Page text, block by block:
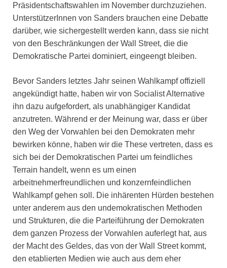
Präsidentschaftswahlen im November durchzuziehen.
UnterstützerInnen von Sanders brauchen eine Debatte
darüber, wie sichergestellt werden kann, dass sie nicht
von den Beschränkungen der Wall Street, die die
Demokratische Partei dominiert, eingeengt bleiben.
Bevor Sanders letztes Jahr seinen Wahlkampf offiziell
angekündigt hatte, haben wir von Socialist Alternative
ihn dazu aufgefordert, als unabhängiger Kandidat
anzutreten. Während er der Meinung war, dass er über
den Weg der Vorwahlen bei den Demokraten mehr
bewirken könne, haben wir die These vertreten, dass es
sich bei der Demokratischen Partei um feindliches
Terrain handelt, wenn es um einen
arbeitnehmerfreundlichen und konzernfeindlichen
Wahlkampf gehen soll. Die inhärenten Hürden bestehen
unter anderem aus den undemokratischen Methoden
und Strukturen, die die Parteiführung der Demokraten
dem ganzen Prozess der Vorwahlen auferlegt hat, aus
der Macht des Geldes, das von der Wall Street kommt,
den etablierten Medien wie auch aus dem eher